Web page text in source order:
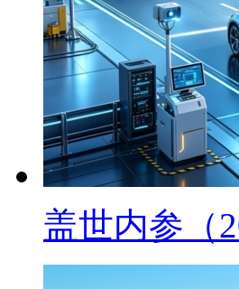
盖世内参（